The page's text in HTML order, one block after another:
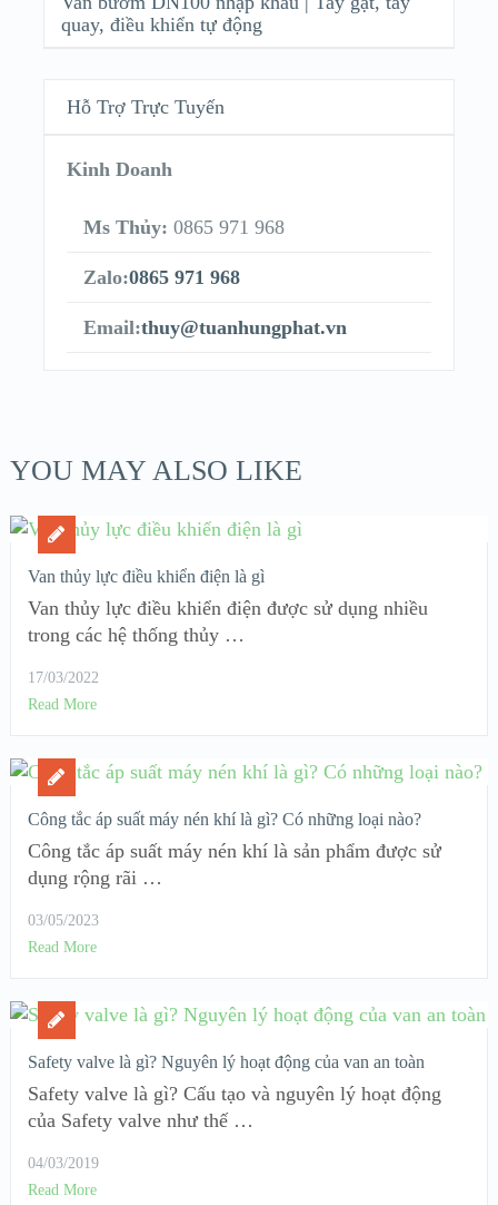
quay, điều khiển tự động
Hỗ Trợ Trực Tuyến
Kinh Doanh
Ms Thủy: 0865 971 968
Zalo:0865 971 968
Email:thuy@tuanhungphat.vn
YOU MAY ALSO LIKE
Van thủy lực điều khiển điện là gì
Van thủy lực điều khiển điện được sử dụng nhiều
trong các hệ thống thủy …
17/03/2022
Read More
Công tắc áp suất máy nén khí là gì? Có những loại nào?
Công tắc áp suất máy nén khí là sản phẩm được sử
dụng rộng rãi …
03/05/2023
Read More
Safety valve là gì? Nguyên lý hoạt động của van an toàn
Safety valve là gì? Cấu tạo và nguyên lý hoạt động
của Safety valve như thế …
04/03/2019
Read More